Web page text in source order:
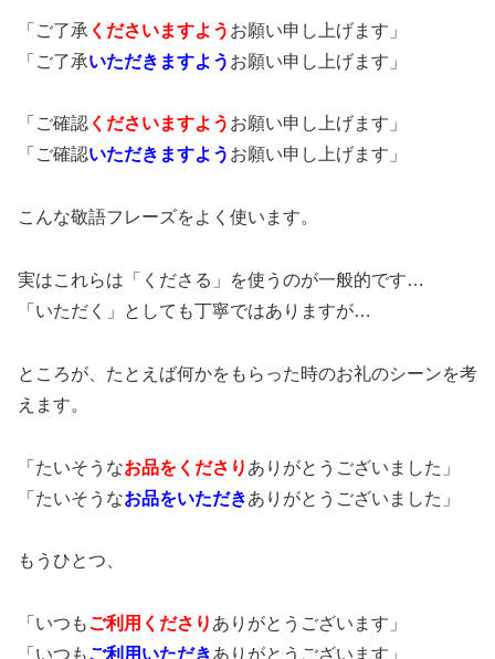
「ご了承 くださいますよう お願い申し上げます」
「ご了承いただきますよう お願い申し上げます」
「ご確認 くださいますよう お願い申し上げます」
「ご確認いただきますよう お願い申し上げます」
こんな敬語フレーズをよく使います。
実はこれらは「くださる」を使うのが一般的です…
「いただく」としても丁寧ではありますが…
ところが、たとえば何かをもらった時のお礼のシーンを考
えます。
「たいそうなお品をくださり ありがとうございました」
「たいそうなお品をいただきありがとうございました」
もうひとつ、
「いつもご利用 くださり ありがとうございます」
「いつもご利用 いただきありがとうございます」